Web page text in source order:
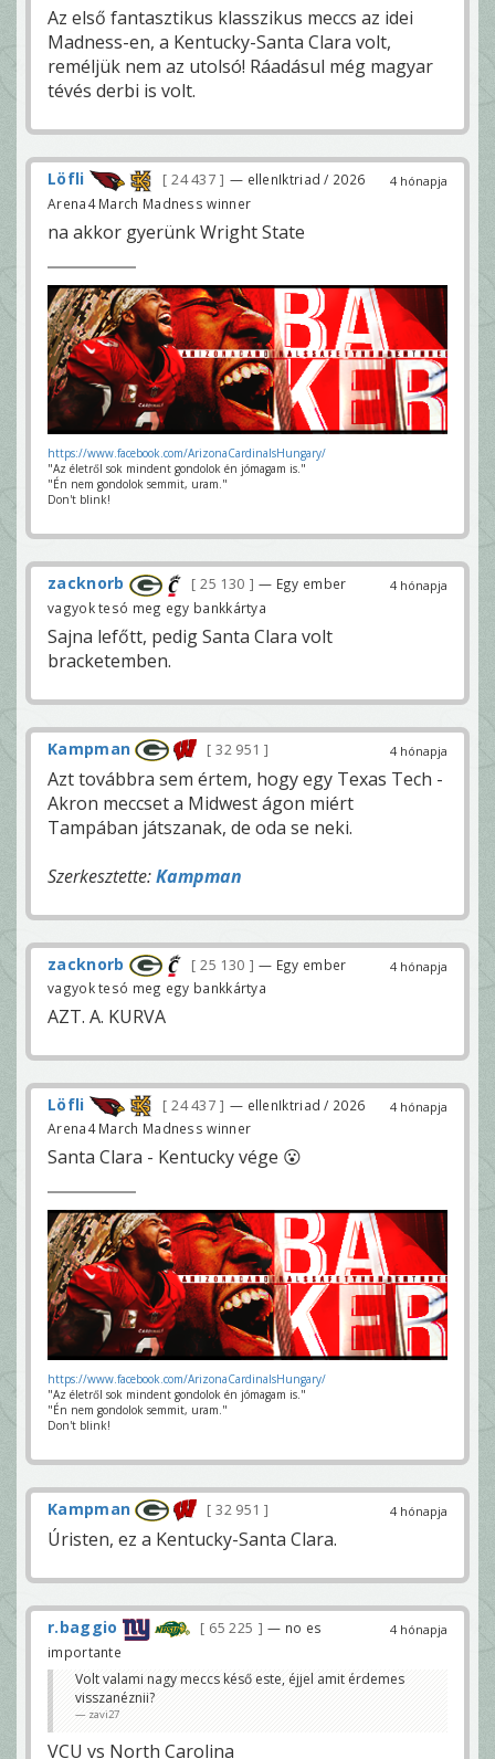
Az első fantasztikus klasszikus meccs az idei
Madness-en, a Kentucky-Santa Clara volt,
reméljük nem az utolsó! Ráadásul még magyar
tévés derbi is volt.
4 hónapja
Löfli 24 437
— ellenIktriad / 2026
Arena4 March Madness winner
na akkor gyerünk Wright State
https://www.facebook.com/ArizonaCardinalsHungary/
"Az életről sok mindent gondolok én jómagam is."
"Én nem gondolok semmit, uram."
Don't blink!
4 hónapja
zacknorb 25 130
— Egy ember
vagyok tesó meg egy bankkártya
Sajna lefőtt, pedig Santa Clara volt
bracketemben.
4 hónapja
Kampman 32 951
Azt továbbra sem értem, hogy egy Texas Tech -
Akron meccset a Midwest ágon miért
Tampában játszanak, de oda se neki.
Szerkesztette:Kampman
4 hónapja
zacknorb 25 130
— Egy ember
vagyok tesó meg egy bankkártya
AZT. A. KURVA
4 hónapja
Löfli 24 437
— ellenIktriad / 2026
Arena4 March Madness winner
Santa Clara - Kentucky vége 😮
https://www.facebook.com/ArizonaCardinalsHungary/
"Az életről sok mindent gondolok én jómagam is."
"Én nem gondolok semmit, uram."
Don't blink!
4 hónapja
Kampman 32 951
Úristen, ez a Kentucky-Santa Clara.
4 hónapja
r.baggio 65 225
— no es
importante
Volt valami nagy meccs késő este, éjjel amit érdemes
visszanéznii?
zavi27
VCU vs North Carolina